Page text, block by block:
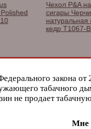
Чехол P&A на 3
сигары
натуральная
кедр T1067-Black
хранения
закона
табачного
не продает
Мне